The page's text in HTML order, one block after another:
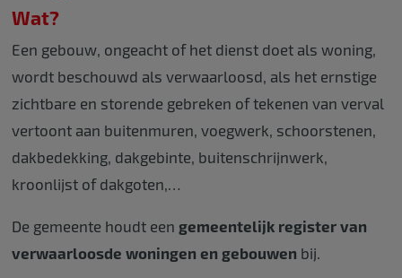
Wat?
Een gebouw, ongeacht of het dienst doet als woning,
wordt beschouwd als verwaarloosd, als het ernstige
zichtbare en storende gebreken of tekenen van verval
vertoont aan buitenmuren, voegwerk, schoorstenen,
dakbedekking, dakgebinte, buitenschrijnwerk,
kroonlijst of dakgoten,…
De gemeente houdt een gemeentelijk register van
verwaarloosde woningen en gebouwen bij.